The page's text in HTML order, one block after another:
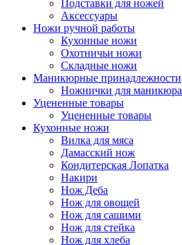
Подставки для ножей
Аксессуары
Ножи ручной работы
Кухонные ножи
Охотничьи ножи
Складные ножи
Маникюрные принадлежности
Ножнички для маникюра
Уцененные товары
Уцененные товары
Кухонные ножи
Вилка для мяса
Дамасский нож
Кондитерская Лопатка
Накири
Нож Деба
Нож для овощей
Нож для сашими
Нож для стейка
Нож для хлеба